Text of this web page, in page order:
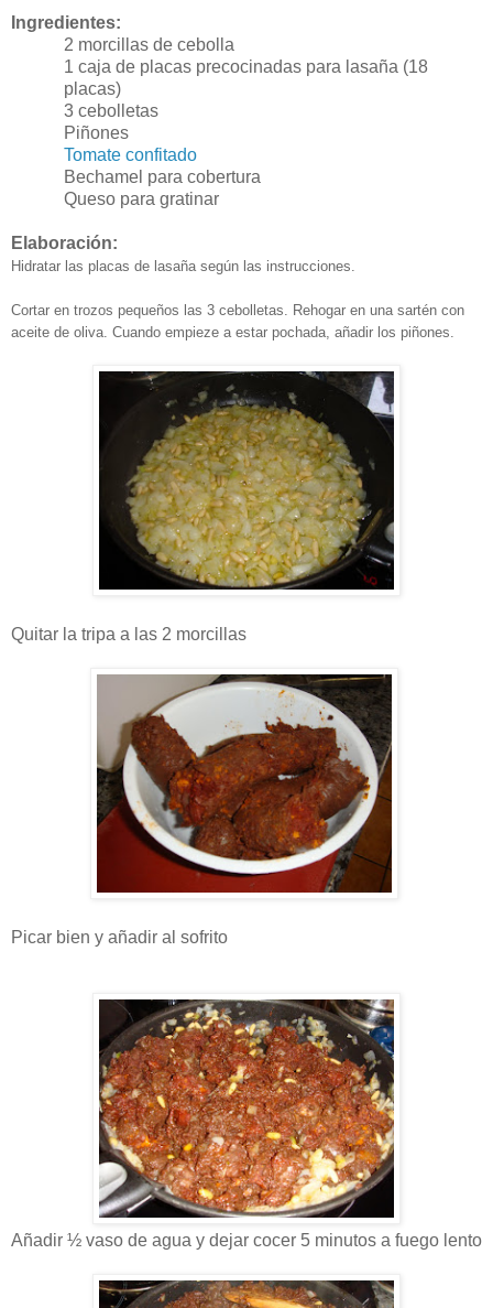
Ingredientes:
2 morcillas de cebolla
1 caja de placas precocinadas para lasaña (18
placas)
3 cebolletas
Piñones
Tomate confitado
Bechamel para cobertura
Queso para gratinar
Elaboración:
Hidratar las placas de lasaña según las instrucciones.
Cortar en trozos pequeños las 3 cebolletas. Rehogar en una sartén con
aceite de oliva. Cuando empieze a estar pochada, añadir los piñones.
Quitar la tripa a las 2 morcillas
Picar bien y añadir al sofrito
Añadir ½ vaso de agua y dejar cocer 5 minutos a fuego lento